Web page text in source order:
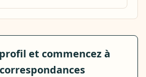
et commencez à